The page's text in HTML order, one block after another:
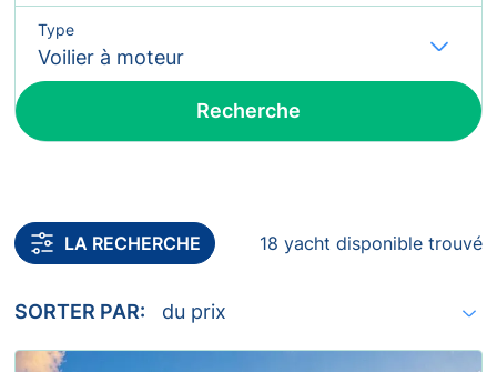
Type
Recherche
LA RECHERCHE 18 yacht disponible trouvé
SORTER PAR: